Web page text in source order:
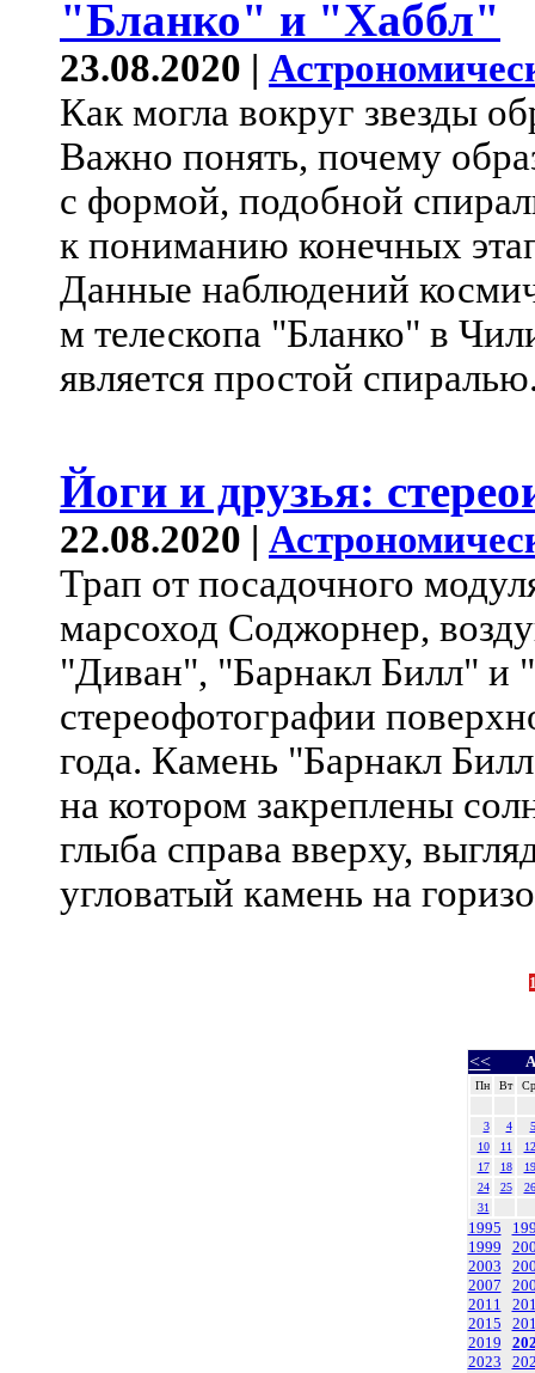
"Бланко" и "Хаббл"
23.08.2020 |
Как могла вокруг звезды
Важно понять, почему
с формой, подобной
к пониманию конечных
Данные наблюдений
м телескопа "Бланко" в
является простой
Йоги и друзья:
22.08.2020 |
Трап от посадочного
марсоход Соджорнер,
"Диван", "Барнакл Билл" и
стереофотографии
года. Камень "Барнакл
на котором закреплены
глыба справа вверху,
угловатый камень на
<<
Пн Вт Ср
3 4
5
10
11
12
17
18
19
24
25
26
31
1995
1999
2003
2007
2011
2015
2019
2023